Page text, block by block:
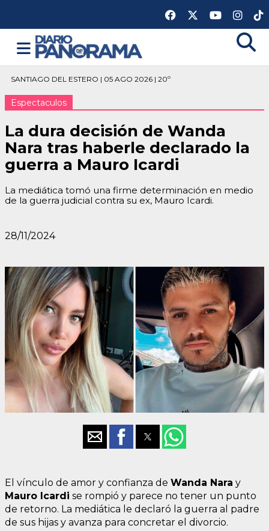
SANTIAGO DEL ESTERO | 05 AGO 2026 | 20º
Espectaculos
La dura decisión de Wanda
Nara tras haberle declarado la
guerra a Mauro Icardi
La mediática tomó una firme determinación en medio
de la guerra judicial contra su ex, Mauro Icardi.
28/11/2024
El vínculo de amor y confianza de Wanda Nara y
Mauro Icardi se rompió y parece no tener un punto
de retorno. La mediática le declaró la guerra al padre
de sus hijas y avanza para concretar el divorcio.